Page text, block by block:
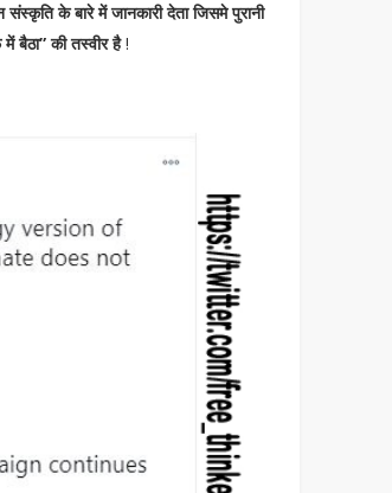
के बारे में जानकारी देता जिसमे पुरानी
बैठा” की तस्वीर है!